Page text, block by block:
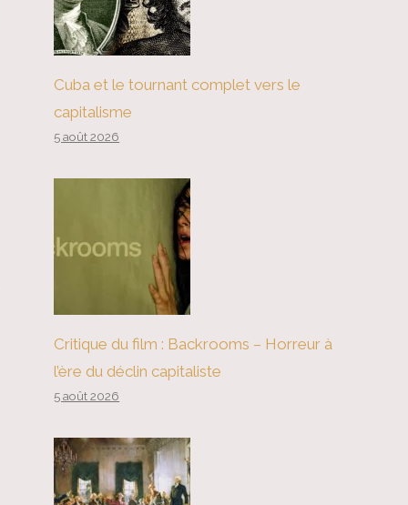
Cuba et le tournant complet vers le
capitalisme
5 août 2026
Critique du film : Backrooms – Horreur à
l’ère du déclin capitaliste
5 août 2026